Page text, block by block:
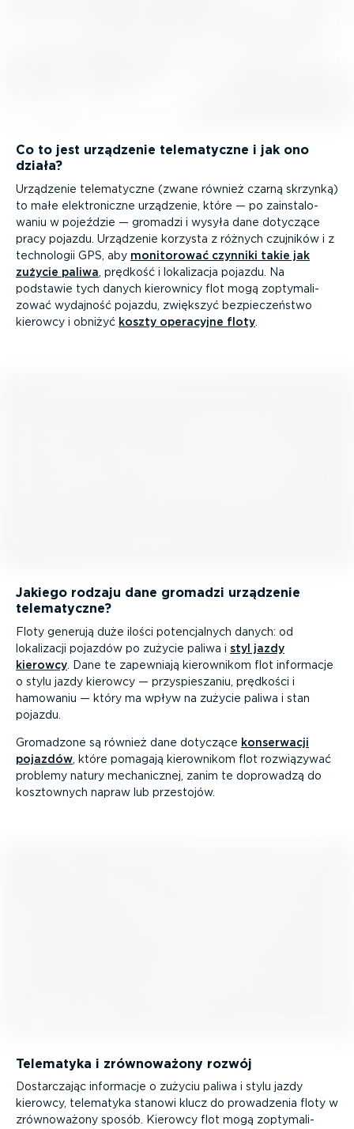
Co to jest urządzenie telema­tyczne i jak ono
działa?
Urządzenie telema­tyczne (zwane również czarną skrzynką)
to małe elektro­niczne urządzenie, które — po zainsta­lo­
waniu w pojeździe — gromadzi i wysyła dane dotyczące
pracy pojazdu. Urządzenie korzysta z różnych czujników i z
technologii GPS, aby monitorować czynniki takie jak
zużycie paliwa , prędkość i lokalizacja pojazdu. Na
podstawie tych danych kierownicy flot mogą zopty­ma­li­
zować wydajność pojazdu, zwiększyć bezpie­czeństwo
kierowcy i obniżyć koszty operacyjne floty
Jakiego rodzaju dane gromadzi urządzenie
telema­tyczne?
Floty generują duże ilości poten­cjalnych danych: od
lokalizacji pojazdów po zużycie paliwa i styl jazdy
kierowcy . Dane te zapewniają kierownikom flot informacje
o stylu jazdy kierowcy — przyspie­szaniu, prędkości i
hamowaniu — który ma wpływ na zużycie paliwa i stan
pojazdu.
Gromadzone są również dane dotyczące konserwacji
pojazdów , które pomagają kierownikom flot rozwiązywać
problemy natury mecha­nicznej, zanim te doprowadzą do
kosztownych napraw lub przestojów.
Telematyka i zrówno­ważony rozwój
Dostar­czając informacje o zużyciu paliwa i stylu jazdy
kierowcy, telematyka stanowi klucz do prowadzenia floty w
zrówno­ważony sposób. Kierowcy flot mogą zopty­ma­li­